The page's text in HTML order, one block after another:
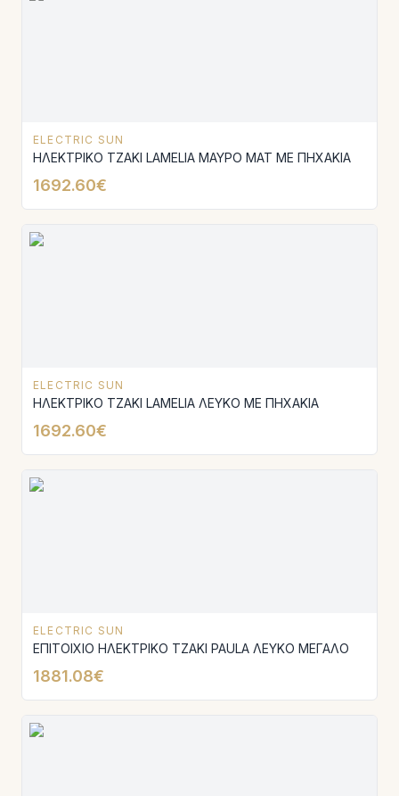
ELECTRIC SUN
ΗΛΕΚΤΡΙΚΟ ΤΖΑΚΙ LAMELIA ΜΑΥΡΟ ΜΑΤ ΜΕ ΠΗΧΑΚΙΑ
1692.60€
ELECTRIC SUN
ΗΛΕΚΤΡΙΚΟ ΤΖΑΚΙ LAMELIA ΛΕΥΚΟ ΜΕ ΠΗΧΑΚΙΑ
1692.60€
ELECTRIC SUN
ΕΠΙΤΟΙΧΙΟ ΗΛΕΚΤΡΙΚΟ ΤΖΑΚΙ PAULA ΛΕΥΚΟ ΜΕΓΑΛΟ
1881.08€